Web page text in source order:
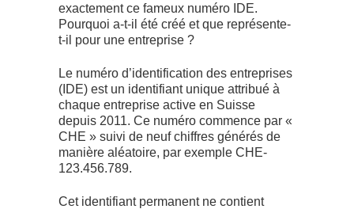
exactement ce fameux numéro IDE.
Pourquoi a-t-il été créé et que représente-
t-il pour une entreprise ?
Le numéro d’identification des entreprises
(IDE) est un identifiant unique attribué à
chaque entreprise active en Suisse
depuis 2011. Ce numéro commence par «
CHE » suivi de neuf chiffres générés de
manière aléatoire, par exemple CHE-
123.456.789.
Cet identifiant permanent ne contient